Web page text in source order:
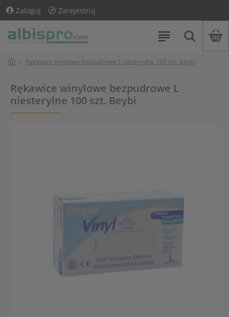
Zaloguj Zarejestruj
Rękawice winylowe bezpudrowe L niesterylne 100 szt. Beybi
Rękawice winylowe bezpudrowe L
niesterylne 100 szt. Beybi